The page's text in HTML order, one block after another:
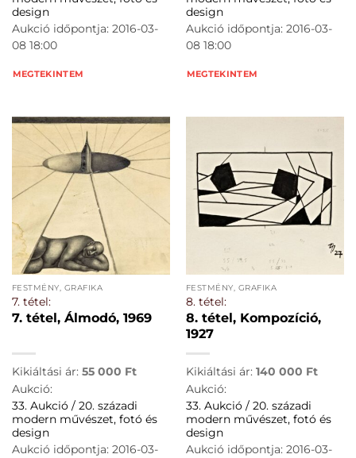
design
Aukció időpontja: 2016-03-
08 18:00
MEGTEKINTEM
design
Aukció időpontja: 2016-03-
08 18:00
MEGTEKINTEM
FESTMÉNY, GRAFIKA
7. tétel:
7. tétel, Álmodó, 1969
Kikiáltási ár: 55 000 Ft
Aukció:
33. Aukció / 20. századi
modern művészet, fotó és
design
Aukció időpontja: 2016-03-
FESTMÉNY, GRAFIKA
8. tétel:
8. tétel, Kompozíció,
1927
Kikiáltási ár: 140 000 Ft
Aukció:
33. Aukció / 20. századi
modern művészet, fotó és
design
Aukció időpontja: 2016-03-